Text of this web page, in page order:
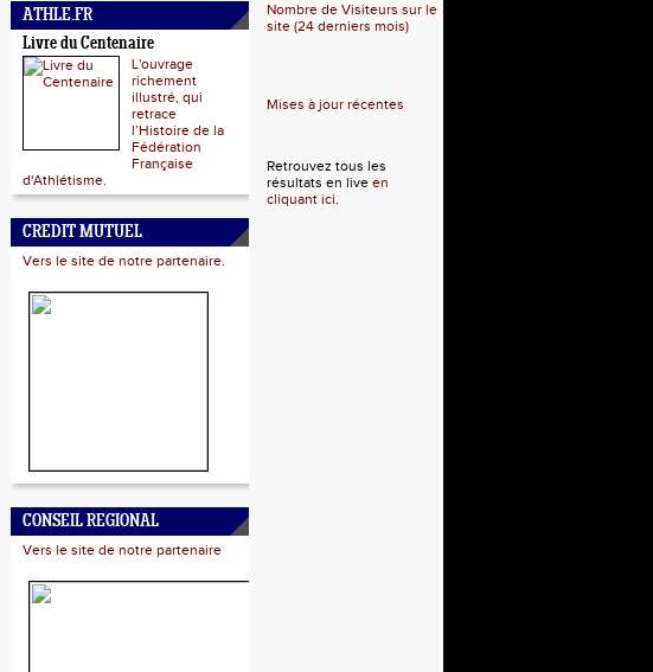
ATHLE.FR
Livre du Centenaire
L'ouvrage
richement
illustré, qui
retrace
l’Histoire de la
Fédération
Française
d'Athlétisme.
CREDIT MUTUEL
Vers le site de notre partenaire.
CONSEIL REGIONAL
Vers le site de notre partenaire
Nombre de Visiteurs sur le
site (24 derniers mois)
Mises à jour récentes
Retrouvez tous les
résultats en live en
cliquant ici.